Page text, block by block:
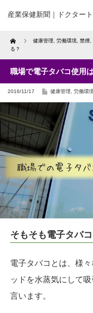
産業保健新聞｜ドクター
Home 健康管理 労働環境 禁煙
る？
職場で電子タバコ使用
2016/11/17 健康管理 労働環
そもそも電子タバ
電子タバコとは、様
ッドを水蒸気にして
言います。